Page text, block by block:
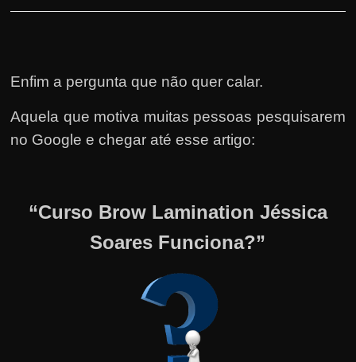
Enfim a pergunta que não quer calar.
Aquela que motiva muitas pessoas pesquisarem
no Google e chegar até esse artigo:
“Curso Brow Lamination Jéssica
Soares Funciona?”